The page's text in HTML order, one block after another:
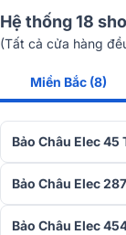
bạn lắp đặt loa theo
mà và đầy đủ.
Công nghệ
tần số cao khỏi tình
ưu mà không ảnh
Hệ thống 18
(Tất cả cửa hàng
Miền Bắc (8)
Bảo Châu Elec 45
Bảo Châu Elec
Bảo Châu Elec